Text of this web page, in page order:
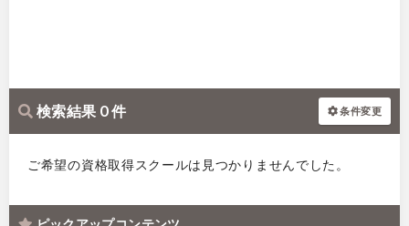
検索結果 0 件 条件変更
ご希望の資格取得スクールは見つかりませんでした。